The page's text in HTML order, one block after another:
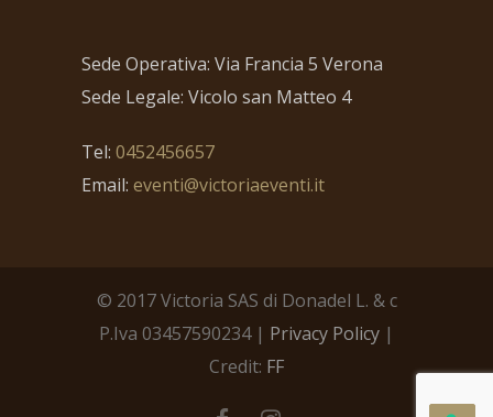
Sede Operativa: Via Francia 5 Verona
Sede Legale: Vicolo san Matteo 4
Tel: 0452456657
Email: eventi@victoriaeventi.it
© 2017 Victoria SAS di Donadel L. & c
P.Iva 03457590234 | Privacy Policy |
Credit: FF